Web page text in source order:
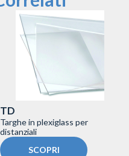
TD
Targhe in plexiglass per
distanziali
SCOPRI